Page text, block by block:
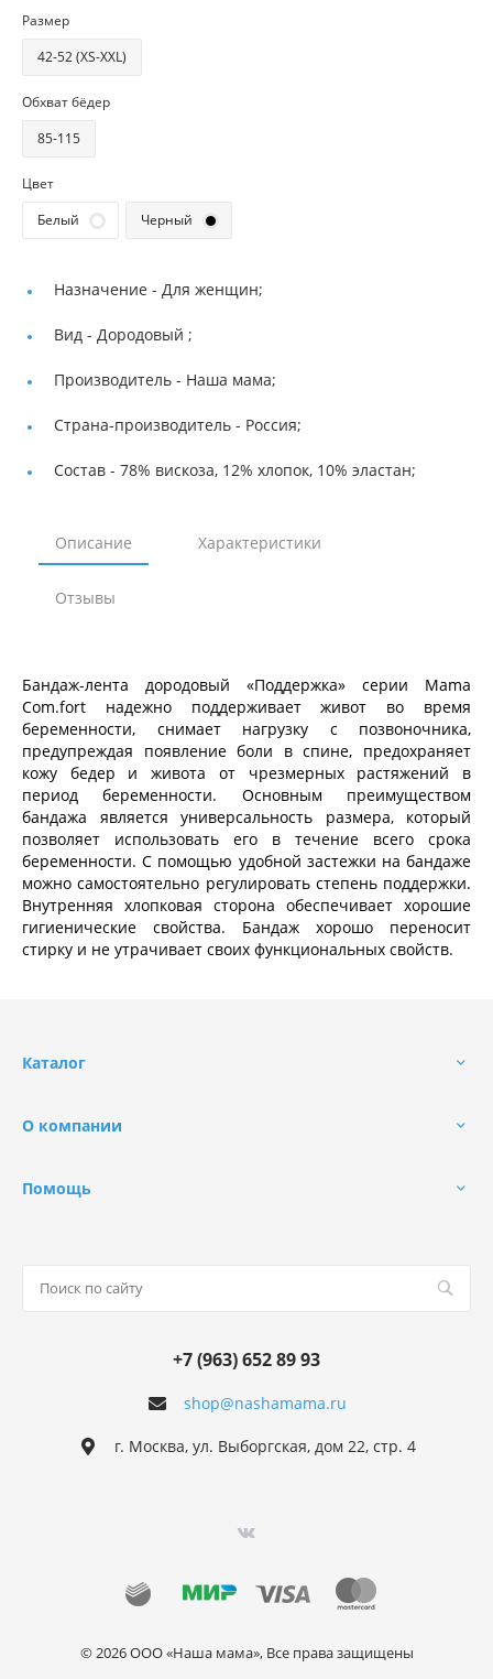
Размер
42-52 (XS-XXL)
Обхват бёдер
85-115
Цвет
Белый
Черный
Назначение - Для женщин;
Вид - Дородовый ;
Производитель - Наша мама;
Страна-производитель - Россия;
Состав - 78% вискоза, 12% хлопок, 10% эластан;
Описание Характеристики
Отзывы
Бандаж-лента дородовый «Поддержка» серии Mama
Com.fort надежно поддерживает живот во время
беременности, снимает нагрузку с позвоночника,
предупреждая появление боли в спине, предохраняет
кожу бедер и живота от чрезмерных растяжений в
период беременности. Основным преимуществом
бандажа является универсальность размера, который
позволяет использовать его в течение всего срока
беременности. С помощью удобной застежки на бандаже
можно самостоятельно регулировать степень поддержки.
Внутренняя хлопковая сторона обеспечивает хорошие
гигиенические свойства. Бандаж хорошо переносит
стирку и не утрачивает своих функциональных свойств.
Каталог
О компании
Помощь
shop@nashamama.ru
+7 (963) 652 89 93
г. Москва, ул. Выборгская, дом 22, стр. 4
© 2026 ООО «Наша мама», Все права защищены